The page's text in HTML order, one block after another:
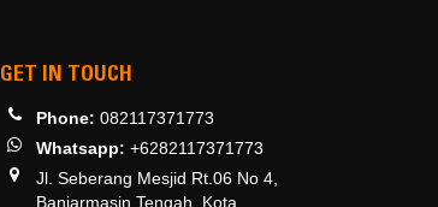
GET IN TOUCH
Phone: 082117371773
Whatsapp: +6282117371773
Jl. Seberang Mesjid Rt.06 No 4,
Banjarmasin Tengah, Kota